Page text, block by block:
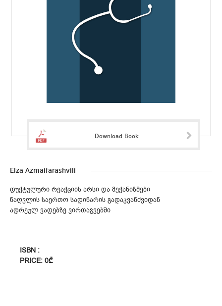
Download Book
Elza Azmaifarashvili
დუქტულური რეაქციის არსი და მექანიზმები
ნაღვლის საერთო სადინარის გადაკვანძვიდან
ადრეულ ვადებზე ვირთაგვებში
ISBN :
PRICE: 0₾